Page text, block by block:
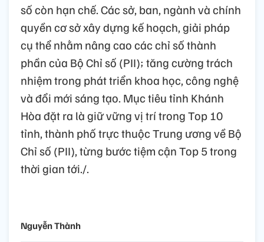
số còn hạn chế. Các sở, ban, ngành và chính
quyền cơ sở xây dựng kế hoạch, giải pháp
cụ thể nhằm nâng cao các chỉ số thành
phần của Bộ Chỉ số (PII); tăng cường trách
nhiệm trong phát triển khoa học, công nghệ
và đổi mới sáng tạo. Mục tiêu tỉnh Khánh
Hòa đặt ra là giữ vững vị trí trong Top 10
tỉnh, thành phố trực thuộc Trung ương về Bộ
Chỉ số (PII), từng bước tiệm cận Top 5 trong
thời gian tới./.
Nguyễn Thành